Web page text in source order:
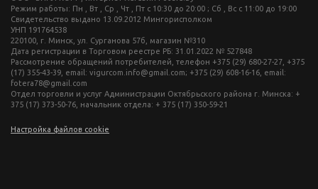
Режим работы: Пн , Вт , Ср , Чт , Пт c 10:30 до 20:00 ; Сб , Вс c 11:00 до 19:00
Свидетельство выдано 13.09.2012 Мингорисполком
УНП 191764538
220100, г. Минск, ул. Сурганова 57б, магазин №310
Дата регистрации в Торговом реестре РБ: 31.01.2022 № 527848
Рассмотрение обращений потребителей, телефон +375 (29) 680-27-27, +375
(17) 355-43-39, email: vigurcom.info@gmail.com; +375 (29) 608-16-16, email:
fotera78@gmail.com
Отдел торговли и услуг Администрации Октябрьского района г. Минска: +
375 (17) 373-50-76, начальник отдела: + 375 (17) 350-59-21
Настройка файлов cookie